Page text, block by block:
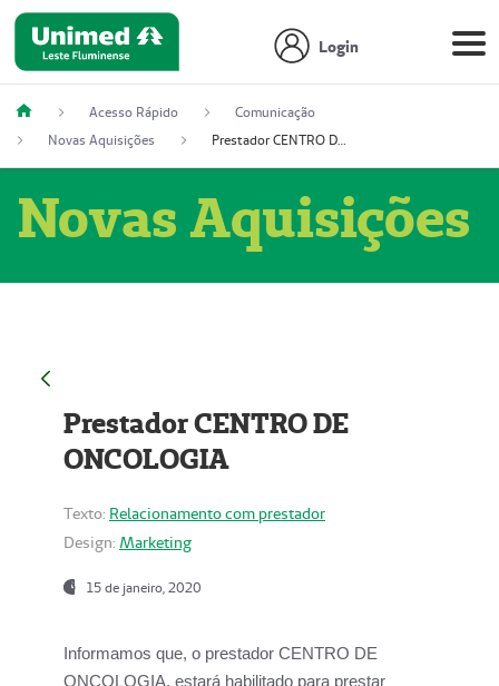
Login
Acesso Rápido
Comunicação
Novas Aquisições
Prestador CENTRO DE ONCOLOGIA
Novas Aquisições
Prestador CENTRO DE
ONCOLOGIA
Texto: Relacionamento com prestador
Design: Marketing
15 de janeiro, 2020
Informamos que, o prestador CENTRO DE
ONCOLOGIA, estará habilitado para prestar